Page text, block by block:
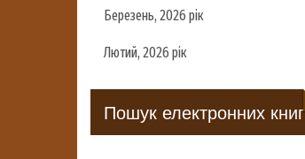
Березень, 2026 рік
Лютий, 2026 рік
Пошук електронних книг